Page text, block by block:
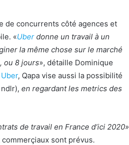
de concurrents côté agences et
«Uber donne un travail à un
la même chose sur le marché
ou 8 jours», détaille Dominique
Uber, Qapa vise aussi la possibilité
en regardant les metrics des
de travail en France d’ici 2020»
sont prévus.